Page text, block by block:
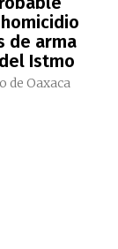
de arma
Istmo
de Oaxaca